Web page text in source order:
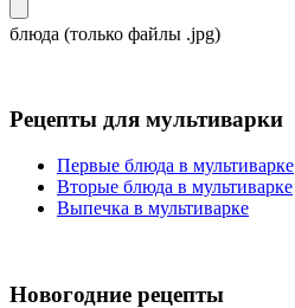
блюда (только файлы .jpg)
Рецепты для мультиварки
Первые блюда в мультиварке
Вторые блюда в мультиварке
Выпечка в мультиварке
Новогодние рецепты